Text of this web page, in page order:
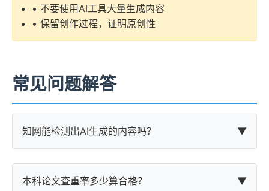
• 不要使用AI工具大量生成内容
• 保留创作过程，证明原创性
常见问题解答
知网能检测出AI生成的内容吗？ ▼
本科论文查重率多少算合格？ ▼